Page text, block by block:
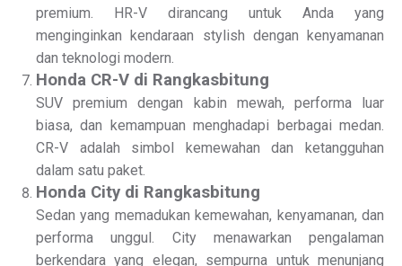
premium. HR-V dirancang untuk Anda yang
menginginkan kendaraan stylish dengan kenyamanan
dan teknologi modern.
Honda CR-V di Rangkasbitung
SUV premium dengan kabin mewah, performa luar
biasa, dan kemampuan menghadapi berbagai medan.
CR-V adalah simbol kemewahan dan ketangguhan
dalam satu paket.
Honda City di Rangkasbitung
Sedan yang memadukan kemewahan, kenyamanan, dan
performa unggul. City menawarkan pengalaman
berkendara yang elegan, sempurna untuk menunjang